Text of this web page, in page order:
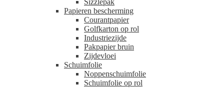
Sizzlepak
Papieren bescherming
Courantpapier
Golfkarton op rol
Industriezijde
Pakpapier bruin
Zijdevloei
Schuimfolie
Noppenschuimfolie
Schuimfolie op rol